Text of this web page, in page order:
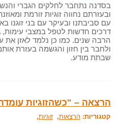
בסדנה נתחבר לחלקים הגברי
ובעזרתם נחווה זוגיות זורמת
עם סביבתנו ובעיקר עם בני זוגנו
דרכים חדשות לטפל במצבי עימות,
הרבה שנים. כמו כן נלמד לאזן את
שבתת מודע.
הרצאה – "כשהזוגיות
קטגוריות: הרצאות, זוגיות,